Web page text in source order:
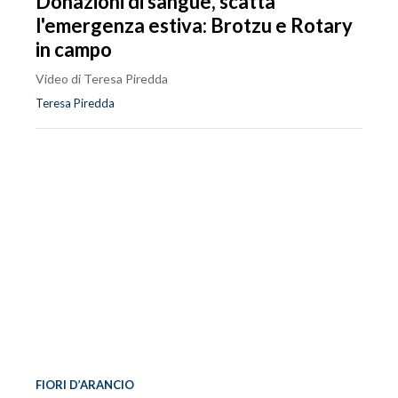
l'emergenza estiva: Brotzu e Rotary
in campo
Video di Teresa Piredda
Teresa Piredda
FIORI D’ARANCIO